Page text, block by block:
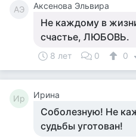
АЭ Аксенова Эльвира
Не каждому в
счастье, ЛЮБОВЬ.
8 лет 0 0
Ир Ирина
Соболезную! Не
судьбы уготован!